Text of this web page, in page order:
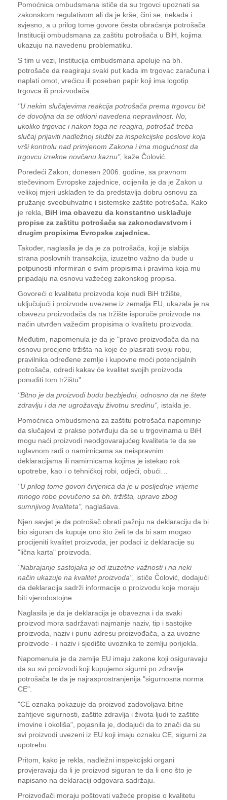
Pomoćnica ombudsmana ističe da su trgovci upoznati sa
zakonskom regulativom ali da je krše, čini se, nekada i
svjesno, a u prilog tome govore česta obraćanja potrošača
Instituciji ombudsmana za zaštitu potrošača u BiH, kojima
ukazuju na navedenu problematiku.
S tim u vezi, Institucija ombudsmana apeluje na bh.
potrošače da reagiraju svaki put kada im trgovac zaračuna i
naplati omot, vrećicu ili poseban papir koji ima logotip
trgovca ili proizvođača.
"U nekim slučajevima reakcija potrošača prema trgovcu bit
će dovoljna da se otkloni navedena nepravilnost. No,
ukoliko trgovac i nakon toga ne reagira, potrošač treba
slučaj prijaviti nadležnoj službi za inspekcijske poslove koja
vrši kontrolu nad primjenom Zakona i ima mogućnost da
trgovcu izrekne novčanu kaznu", kaže Čolović.
Poredeći Zakon, donesen 2006. godine, sa pravnom
stečevinom Evropske zajednice, ocijenila je da je Zakon u
velikoj mjeri usklađen te da predstavlja dobru osnovu za
pružanje sveobuhvatne i sistemske zaštite potrošača. Kako
je rekla, BiH ima obavezu da konstantno usklađuje
propise za zaštitu potrošača sa zakonodavstvom i
drugim propisima Evropske zajednice.
Također, naglasila je da je za potrošača, koji je slabija
strana poslovnih transakcija, izuzetno važno da bude u
potpunosti informiran o svim propisima i pravima koja mu
pripadaju na osnovu važećeg zakonskog propisa.
Govoreći o kvalitetu proizvoda koje nudi BiH tržište,
uključujući i proizvode uvezene iz zemalja EU, ukazala je na
obavezu proizvođača da na tržište isporuče proizvode na
način utvrđen važećim propisima o kvalitetu proizvoda.
Međutim, napomenula je da je "pravo proizvođača da na
osnovu procjene tržišta na koje će plasirati svoju robu,
pravilnika određene zemlje i kupovne moći potencijalnih
potrošača, odredi kakav će kvalitet svojih proizvoda
ponuditi tom tržištu".
"Bitno je da proizvodi budu bezbjedni, odnosno da ne štete
zdravlju i da ne ugrožavaju životnu sredinu", istakla je.
Pomoćnica ombudsmena za zaštitu potrošača napominje
da slučajevi iz prakse potvrđuju da se u trgovinama u BiH
mogu naći proizvodi neodgovarajućeg kvaliteta te da se
uglavnom radi o namirnicama sa neispravnim
deklaracijama ili namirnicama kojima je istekao rok
upotrebe, kao i o tehničkoj robi, odjeći, obući…
"U prilog tome govori činjenica da je u posljednje vrijeme
mnogo robe povučeno sa bh. tržišta, upravo zbog
sumnjivog kvaliteta", naglašava.
Njen savjet je da potrošač obrati pažnju na deklaraciju da bi
bio siguran da kupuje ono što želi te da bi sam mogao
procijeniti kvalitet proizvoda, jer podaci iz deklaracije su
"lična karta" proizvoda.
"Nabrajanje sastojaka je od izuzetne važnosti i na neki
način ukazuje na kvalitet proizvoda", ističe Čolović, dodajući
da deklaracija sadrži informacije o proizvodu koje moraju
biti vjerodostojne.
Naglasila je da je deklaracija je obavezna i da svaki
proizvod mora sadržavati najmanje naziv, tip i sastojke
proizvoda, naziv i punu adresu proizvođača, a za uvozne
proizvode - i naziv i sjedište uvoznika te zemlju porijekla.
Napomenula je da zemlje EU imaju zakone koji osiguravaju
da su svi proizvodi koji kupujemo sigurni po zdravlje
potrošača te da je najrasprostranjenija "sigurnosna norma
CE".
"CE oznaka pokazuje da proizvod zadovoljava bitne
zahtjeve sigurnosti, zaštite zdravlja i života ljudi te zaštite
imovine i okoliša", pojasnila je, dodajući da to znači da su
svi proizvodi uvezeni iz EU koji imaju oznaku CE, sigurni za
upotrebu.
Pritom, kako je rekla, nadležni inspekcijski organi
provjeravaju da li je proizvod siguran te da li ono što je
napisano na deklaraciji odgovara sadržaju.
Proizvođači moraju poštovati važeće propise o kvalitetu